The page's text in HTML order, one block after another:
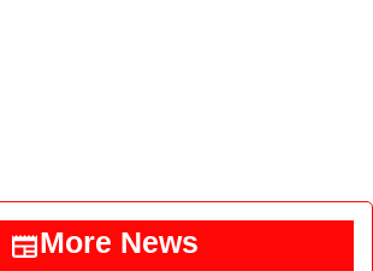
More News